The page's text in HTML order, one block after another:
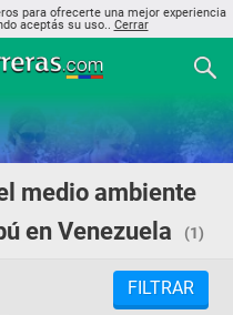
para ofrecerte una mejor experiencia
aceptás su uso.. Cerrar
medio ambiente
en Venezuela
(1)
FILTRAR